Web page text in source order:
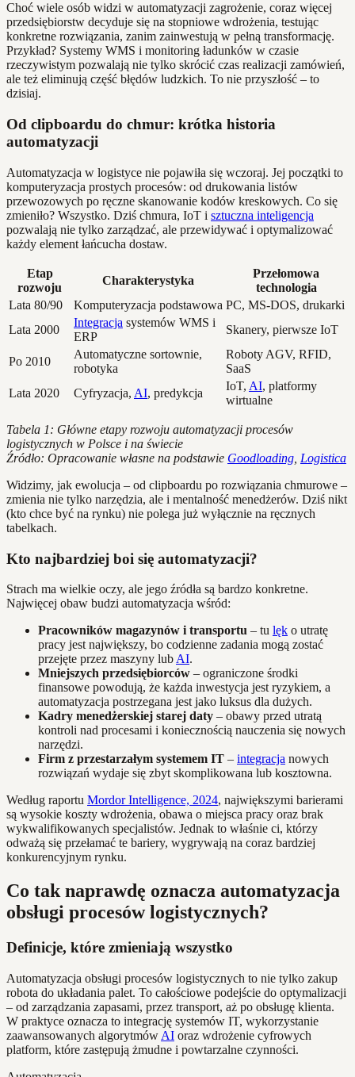
Choć wiele osób widzi w automatyzacji zagrożenie, coraz więcej
przedsiębiorstw decyduje się na stopniowe wdrożenia, testując
konkretne rozwiązania, zanim zainwestują w pełną transformację.
Przykład? Systemy WMS i monitoring ładunków w czasie
rzeczywistym pozwalają nie tylko skrócić czas realizacji zamówień,
ale też eliminują część błędów ludzkich. To nie przyszłość – to
dzisiaj.
Od clipboardu do chmur: krótka historia
automatyzacji
Automatyzacja w logistyce nie pojawiła się wczoraj. Jej początki to
komputeryzacja prostych procesów: od drukowania listów
przewozowych po ręczne skanowanie kodów kreskowych. Co się
zmieniło? Wszystko. Dziś chmura, IoT i sztuczna inteligencja
pozwalają nie tylko zarządzać, ale przewidywać i optymalizować
każdy element łańcucha dostaw.
Etap
rozwoju
Charakterystyka
Przełomowa
technologia
Lata 80/90
Komputeryzacja podstawowa PC, MS-DOS, drukarki
Lata 2000
Integracja systemów WMS i
ERP
Skanery, pierwsze IoT
Po 2010
Automatyczne sortownie,
robotyka
Roboty AGV, RFID,
SaaS
Lata 2020
Cyfryzacja, AI, predykcja
IoT, AI, platformy
wirtualne
Tabela 1: Główne etapy rozwoju automatyzacji procesów
logistycznych w Polsce i na świecie
Źródło: Opracowanie własne na podstawie Goodloading Logistica
Widzimy, jak ewolucja – od clipboardu po rozwiązania chmurowe –
zmienia nie tylko narzędzia, ale i mentalność menedżerów. Dziś nikt
(kto chce być na rynku) nie polega już wyłącznie na ręcznych
tabelkach.
Kto najbardziej boi się automatyzacji?
Strach ma wielkie oczy, ale jego źródła są bardzo konkretne.
Najwięcej obaw budzi automatyzacja wśród:
Pracowników magazynów i transportu – tu lęk o utratę
pracy jest największy, bo codzienne zadania mogą zostać
przejęte przez maszyny lub AI.
Mniejszych przedsiębiorców – ograniczone środki
finansowe powodują, że każda inwestycja jest ryzykiem, a
automatyzacja postrzegana jest jako luksus dla dużych.
Kadry menedżerskiej starej daty – obawy przed utratą
kontroli nad procesami i koniecznością nauczenia się nowych
narzędzi.
Firm z przestarzałym systemem IT – integracja nowych
rozwiązań wydaje się zbyt skomplikowana lub kosztowna.
Według raportu Mordor Intelligence, 2024, największymi barierami
są wysokie koszty wdrożenia, obawa o miejsca pracy oraz brak
wykwalifikowanych specjalistów. Jednak to właśnie ci, którzy
odważą się przełamać te bariery, wygrywają na coraz bardziej
konkurencyjnym rynku.
Co tak naprawdę oznacza automatyzacja
obsługi procesów logistycznych?
Definicje, które zmieniają wszystko
Automatyzacja obsługi procesów logistycznych to nie tylko zakup
robota do układania palet. To całościowe podejście do optymalizacji
– od zarządzania zapasami, przez transport, aż po obsługę klienta.
W praktyce oznacza to integrację systemów IT, wykorzystanie
zaawansowanych algorytmów AI oraz wdrożenie cyfrowych
platform, które zastępują żmudne i powtarzalne czynności.